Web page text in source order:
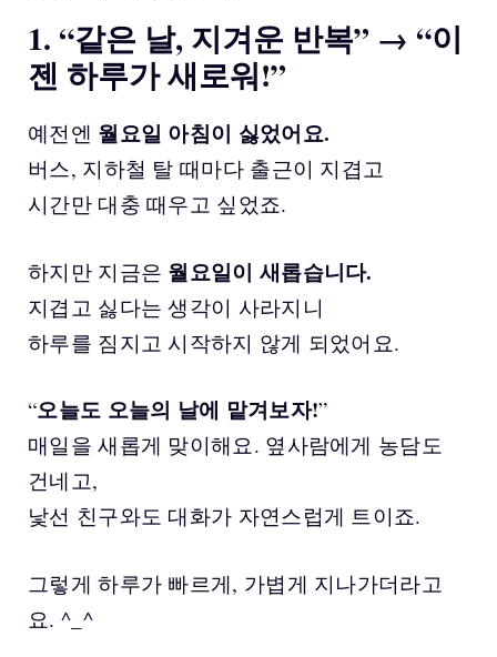
1. “같은 날, 지겨운 반복” → “이
젠 하루가 새로워!”
예전엔 월요일 아침이 싫었어요.
버스, 지하철 탈 때마다 출근이 지겹고
시간만 대충 때우고 싶었죠.
하지만 지금은 월요일이 새롭습니다.
지겹고 싫다는 생각이 사라지니
하루를 짐지고 시작하지 않게 되었어요.
“오늘도 오늘의 날에 맡겨보자!”
매일을 새롭게 맞이해요. 옆사람에게 농담도
건네고,
낯선 친구와도 대화가 자연스럽게 트이죠.
그렇게 하루가 빠르게, 가볍게 지나가더라고
요. ^_^